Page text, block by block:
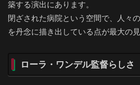
築する演出にあります。
閉ざされた病院という空間で、人々
を丹念に描き出している点が最大の見
ローラ・ワンデル監督らしさ